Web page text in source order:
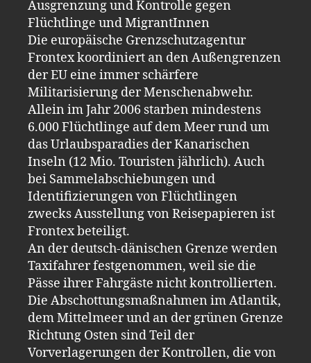
Ausgrenzung und Kontrolle gegen
Flüchtlinge und MigrantInnen
Die europäische Grenzschutzagentur
Frontex koordiniert an den Außengrenzen
der EU eine immer schärfere
Militarisierung der Menschenabwehr.
Allein im Jahr 2006 starben mindestens
6.000 Flüchtlinge auf dem Meer rund um
das Urlaubsparadies der Kanarischen
Inseln (12 Mio. Touristen jährlich). Auch
bei Sammelabschiebungen und
Identifizierungen von Flüchtlingen
zwecks Ausstellung von Reisepapieren ist
Frontex beteiligt.
An der deutsch-dänischen Grenze werden
Taxifahrer festgenommen, weil sie die
Pässe ihrer Fahrgäste nicht kontrollierten.
Die Abschottungsmaßnahmen im Atlantik,
dem Mittelmeer und an der grünen Grenze
Richtung Osten sind Teil der
Vorverlagerungen der Kontrollen, die von